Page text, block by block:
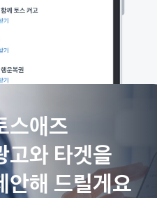
스애즈
고와 타겟을
안해 드릴게요